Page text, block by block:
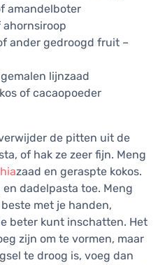
amandelboter
ander gedroogd fruit –
lijnzaad
of cacaopoeder
de pitten uit de
of hak ze zeer fijn. Meng
zaad en geraspte kokos.
dadelpasta toe. Meng
met je handen,
beter kunt inschatten. Het
zijn om te vormen, maar
te droog is, voeg dan